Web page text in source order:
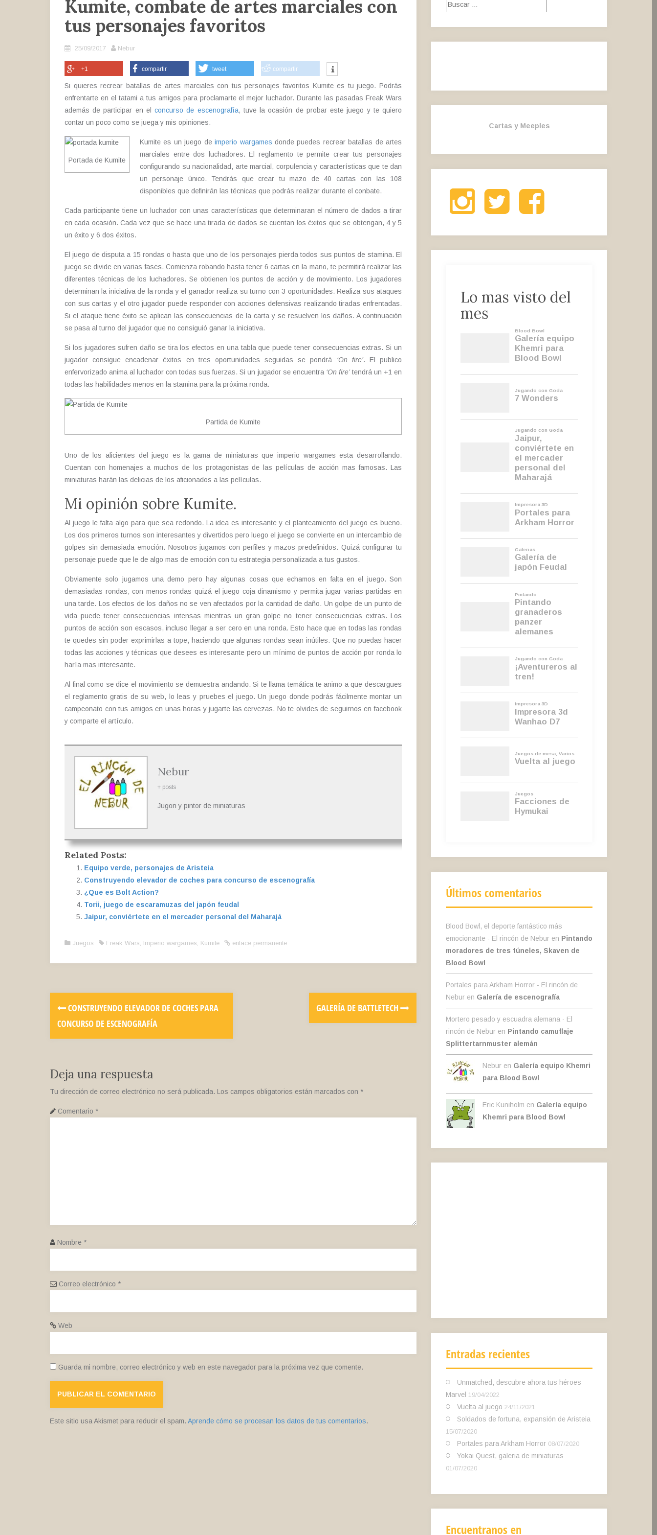
Kumite, combate de artes marciales con
tus personajes favoritos
25/09/2017 Nebur
+1 compartir tweet compartir
Si quieres recrear batallas de artes marciales con tus personajes favoritos Kumite es tu juego. Podrás
enfrentarte en el tatami a tus amigos para proclamarte el mejor luchador. Durante las pasadas Freak Wars
además de participar en elconcurso de escenografía, tuve la ocasión de probar este juego y te quiero
contar un poco como se juega y mis opiniones.
Portada de Kumite
Kumite es un juego deimperio wargames donde puedes recrear batallas de artes
marciales entre dos luchadores. El reglamento te permite crear tus personajes
configurando su nacionalidad, arte marcial, corpulencia y características que te dan
un personaje único. Tendrás que crear tu mazo de 40 cartas con las 108
disponibles que definirán las técnicas que podrás realizar durante el conbate.
Cada participante tiene un luchador con unas características que determinaran el número de dados a tirar
en cada ocasión. Cada vez que se hace una tirada de dados se cuentan los éxitos que se obtengan, 4 y 5
un éxito y 6 dos éxitos.
El juego de disputa a 15 rondas o hasta que uno de los personajes pierda todos sus puntos de stamina. El
juego se divide en varias fases. Comienza robando hasta tener 6 cartas en la mano, te permitirá realizar las
diferentes técnicas de los luchadores. Se obtienen los puntos de acción y de movimiento. Los jugadores
determinan la iniciativa de la ronda y el ganador realiza su turno con 3 oportunidades. Realiza sus ataques
con sus cartas y el otro jugador puede responder con acciones defensivas realizando tiradas enfrentadas.
Si el ataque tiene éxito se aplican las consecuencias de la carta y se resuelven los daños. A continuación
se pasa al turno del jugador que no consiguió ganar la iniciativa.
Si los jugadores sufren daño se tira los efectos en una tabla que puede tener consecuencias extras. Si un
jugador consigue encadenar éxitos en tres oportunidades seguidas se pondrá ‘On fire’. El publico
enfervorizado anima al luchador con todas sus fuerzas. Si un jugador se encuentra ‘On fire’tendrá un +1 en
todas las habilidades menos en la stamina para la próxima ronda.
Partida de Kumite
Uno de los alicientes del juego es la gama de miniaturas que imperio wargames esta desarrollando.
Cuentan con homenajes a muchos de los protagonistas de las películas de acción mas famosas. Las
miniaturas harán las delicias de los aficionados a las películas.
Mi opinión sobre Kumite.
Al juego le falta algo para que sea redondo. La idea es interesante y el planteamiento del juego es bueno.
Los dos primeros turnos son interesantes y divertidos pero luego el juego se convierte en un intercambio de
golpes sin demasiada emoción. Nosotros jugamos con perfiles y mazos predefinidos. Quizá configurar tu
personaje puede que le de algo mas de emoción con tu estrategia personalizada a tus gustos.
Obviamente solo jugamos una demo pero hay algunas cosas que echamos en falta en el juego. Son
demasiadas rondas, con menos rondas quizá el juego coja dinamismo y permita jugar varias partidas en
una tarde. Los efectos de los daños no se ven afectados por la cantidad de daño. Un golpe de un punto de
vida puede tener consecuencias intensas mientras un gran golpe no tener consecuencias extras. Los
puntos de acción son escasos, incluso llegar a ser cero en una ronda. Esto hace que en todas las rondas
te quedes sin poder exprimirlas a tope, haciendo que algunas rondas sean inútiles. Que no puedas hacer
todas las acciones y técnicas que desees es interesante pero un mínimo de puntos de acción por ronda lo
haría mas interesante.
Al final como se dice el movimiento se demuestra andando. Si te llama temática te animo a que descargues
el reglamento gratis de su web, lo leas y pruebes el juego. Un juego donde podrás fácilmente montar un
campeonato con tus amigos en unas horas y jugarte las cervezas. No te olvides de seguirnos en facebook
y comparte el artículo.
Nebur
+ posts
Jugon y pintor de miniaturas
Related Posts:
Equipo verde, personajes de Aristeia
Construyendo elevador de coches para concurso de escenografía
¿Que es Bolt Action?
Torii, juego de escaramuzas del japón feudal
Jaipur, conviértete en el mercader personal del Maharajá
Juegos Freak Wars Imperio wargames Kumite enlace permanente
CONSTRUYENDO ELEVADOR DE COCHES PARA
CONCURSO DE ESCENOGRAFÍA
GALERÍA DE BATTLETECH
Deja una respuesta
Tu dirección de correo electrónico no será publicada. Los campos obligatorios están marcados con *
Comentario *
Nombre *
Correo electrónico *
Web
Guarda mi nombre, correo electrónico y web en este navegador para la próxima vez que comente.
Este sitio usa Akismet para reducir el spam. Aprende cómo se procesan los datos de tus comentarios.
Buscar:
Cartas y Meeples
Instagram Twitter Facebook
Lo mas visto del
mes
Últimos comentarios
Blood Bowl, el deporte fantástico más
emocionante - El rincón de Nebur en Pintando
moradores de tres túneles, Skaven de
Blood Bowl
Portales para Arkham Horror - El rincón de
Nebur en Galería de escenografía
Mortero pesado y escuadra alemana - El
rincón de Nebur en Pintando camuflaje
Splittertarnmuster alemán
Nebur en Galería equipo Khemri
para Blood Bowl
Eric Kuniholm en Galería equipo
Khemri para Blood Bowl
Entradas recientes
Unmatched, descubre ahora tus héroes
Marvel 19/04/2022
Vuelta al juego 24/11/2021
Soldados de fortuna, expansión de Aristeia
15/07/2020
Portales para Arkham Horror 08/07/2020
Yokai Quest, galeria de miniaturas
01/07/2020
Encuentranos en